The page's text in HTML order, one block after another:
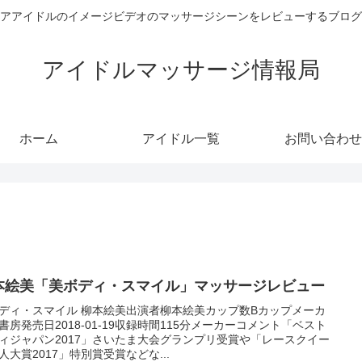
アイドルのイメージビデオのマッサージシーンをレビューするブロ
アイドルマッサージ情報局
ホーム アイドル一覧 お問い合わせ
絵美「美ボディ・スマイル」マッサージレビュー
ィ・スマイル 柳本絵美出演者柳本絵美カップ数Bカップメーカ
房発売日2018-01-19収録時間115分メーカーコメント「ベスト
ジャパン2017」さいたま大会グランプリ受賞や「レースクイー
大賞2017」特別賞受賞などな...